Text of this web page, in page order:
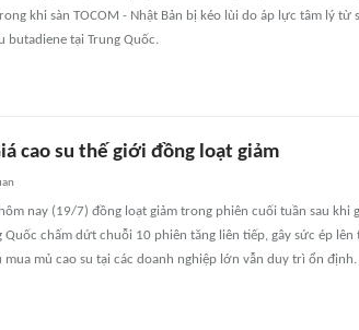
khi sàn TOCOM - Nhật Bản bị kéo lùi do áp lực tâm lý từ
butadiene tại Trung Quốc.
cao su thế giới đồng loạt giảm
nay (19/7) đồng loạt giảm trong phiên cuối tuần sau khi
Quốc chấm dứt chuỗi 10 phiên tăng liên tiếp, gây sức ép
mua mủ cao su tại các doanh nghiệp lớn vẫn duy trì ổn định.